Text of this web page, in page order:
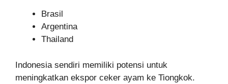
Brasil
Argentina
Thailand
Indonesia sendiri memiliki potensi untuk
meningkatkan ekspor ceker ayam ke Tiongkok.